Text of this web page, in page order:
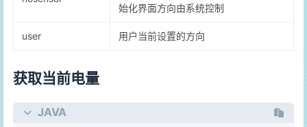
始化界面方向由系统控制
user 用户当前设置的方向
获取当前电量
JAVA